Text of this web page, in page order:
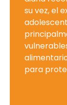
su vez, el
para